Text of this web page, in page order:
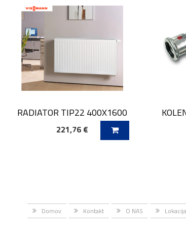
RADIATOR TIP22 400X1600
221,76 €
DODAJ V KOŠARICO
Domov Kontakt O NAS